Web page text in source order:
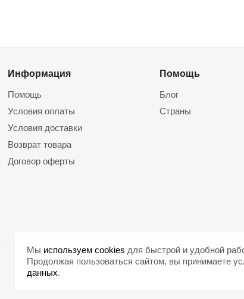
Информация
Помощь
Условия оплаты
Условия доставки
Возврат товара
Договор оферты
Помощь
Блог
Страны
Мы используем cookies для быстрой и удобной
Продолжая пользоваться сайтом, вы принимаете
данных.